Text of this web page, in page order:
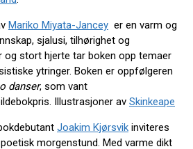
Mariko Miyata-Jancey er en varm og
sjalusi, tilhørighet og
og stort hjerte tar boken opp temaer
ytringer. Boken er oppfølgeren
danser, som vant
Illustrasjoner av Skinkeape
Joakim Kjørsvik inviteres
morgenstund. Med varme dikt